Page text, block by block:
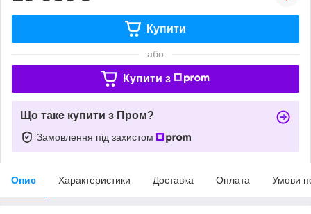
Купити
або
Купити з
Що таке купити з Пром?
Замовлення під захистом
Опис Характеристики Доставка Оплата Умови